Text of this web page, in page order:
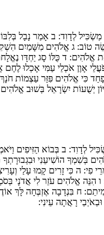
לְדָוִד: ב אָמַר נָבָל
טוֹב: ג אֱלֹהִים מִשָּׁמַיִם
אֱלֹהִים: ד כֻּלּוֹ סָג יַחְדָּו
אָוֶן אֹכְלֵי עַמִּי אָכְלוּ
כִּי אֱלֹהִים פִּזַּר עַצְמוֹת
יְשֻׁעוֹת יִשְׂרָאֵל בְּשׁוּב
לְדָוִד: ב בְּבוֹא הַזִּיפִים
בְּשִׁמְךָ הוֹשִׁיעֵנִי וּבִגְבוּרָתְךָ
פִי: ה כִּי זָרִים קָמוּ עָלַי
ו הִנֵּה אֱלֹהִים עֹזֵר לִי אֲדֹנָי
ח בִּנְדָבָה אֶזְבְּחָה לָּךְ
רָאֲתָה עֵינִי: